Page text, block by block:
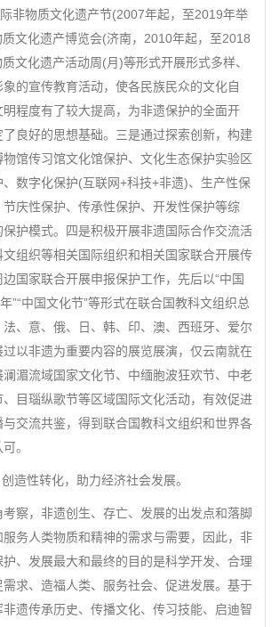
非物质文化遗产节(2007年起，至2019年举
文化遗产博览会(济南，2010年起，至2018
文化遗产活动周(月)等形式开展形式多样、
的宣传教育活动，使各民族民众的文化自
程度有了较大提高，为非遗保护的全面开
良好的思想基础。三是通过探索创新，构建
馆传习馆文化馆保护、文化生态保护实验区
数字化保护(互联网+科技+非遗)、生产性保
庆性保护、传承性保护、开发性保护等综
护模式。四是积极开展非遗国际合作交流活
组织等相关国际组织和相关国家联合开展传
国家联合开展申报保护工作，先后以“中国
”“中国文化节”等形式在联合国教科文组织总
、意、俄、日、韩、印、澳、西班牙、爱尔
以非遗为重要内容的展览展演，仅云南就在
湄流域国家文化节、中缅胞波狂欢节、中老
目瑙纵歌节等区域国际文化活动，有效促进
交流共鉴，得到联合国教科文组织和世界各
。
性转化，助力经济社会发展。
，非遗创生、存亡、发展的出发点和落脚
服务人类物质和精神的需求与需要，因此，非
、发展最大和最终的目的是科学开发、合理
求、造福人类、服务社会、促进发展。基于
遗传承历史、传播文化、传习技能、启迪智